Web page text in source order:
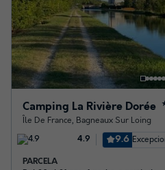
Camping La Rivière Dorée
Île De France, Bagneaux Sur Loing
4.9 9.6
PARCELA